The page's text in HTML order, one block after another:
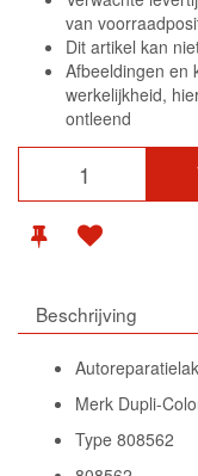
van
Dit artikel kan
Afbeeldingen en
werkelijkheid,
ontleend
Beschrijving
Autoreparatielak
Merk Dupli-
Type 808562